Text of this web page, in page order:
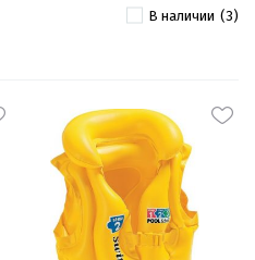
В наличии (3)